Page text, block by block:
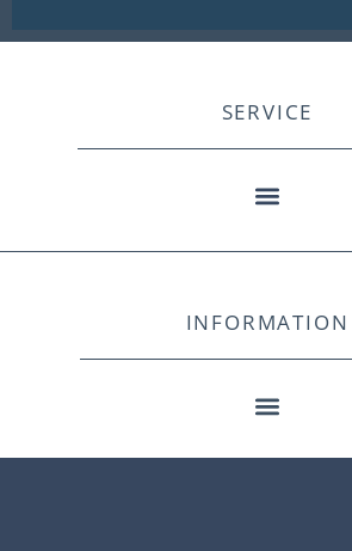
SERVICE
INFORMATION